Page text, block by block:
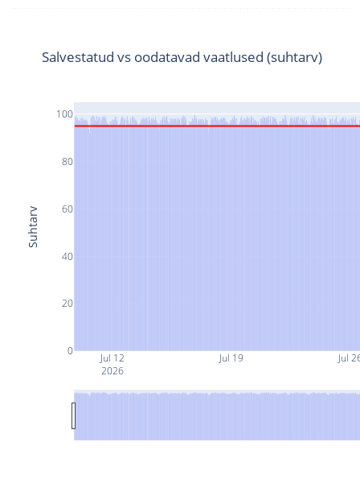
Jul 12
2026
Jul 19 Jul
0
20
40
60
80
100
Salvestatud vs oodatavad vaatlused (suhtarv)
Suhtarv